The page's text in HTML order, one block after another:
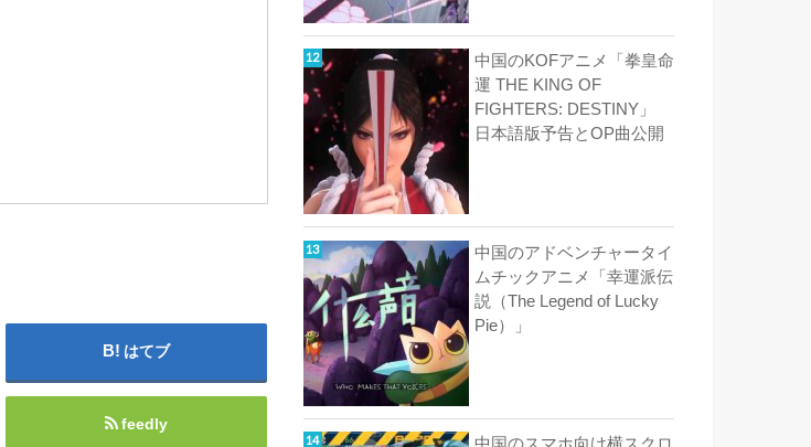
はてブ
feedly
中国のKOFアニメ「拳皇命
運 THE KING OF
FIGHTERS: DESTINY」
日本語版予告とOP曲公開
中国のアドベンチャータイ
ムチックアニメ「幸運派伝
説（The Legend of Lucky
Pie）」
中国のスマホ向け横スクロ